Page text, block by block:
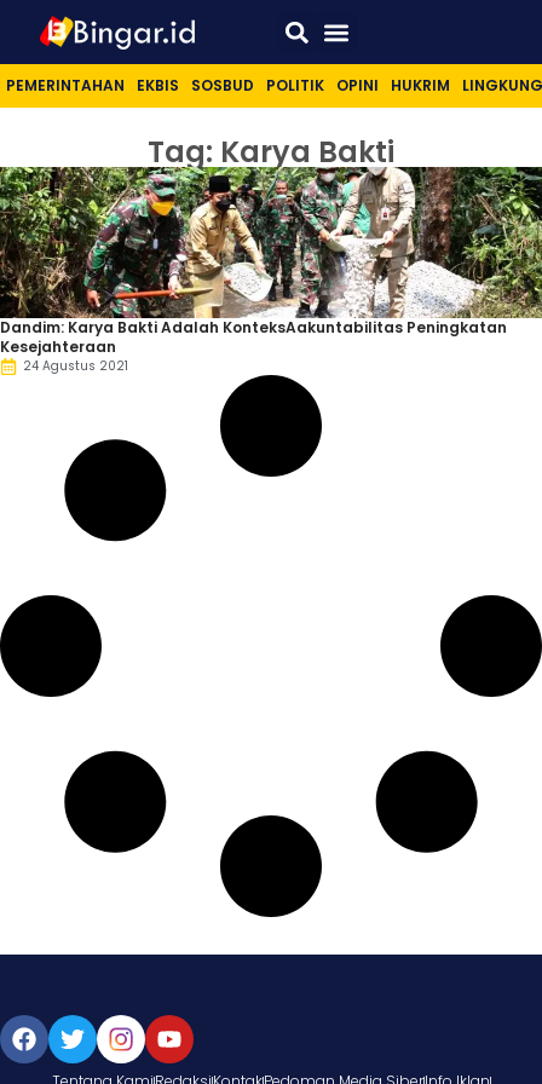
PEMERINTAHAN EKBIS SOSBUD POLITIK OPINI HUKRIM
Tag: Karya Bakti
Dandim: Karya Bakti Adalah KonteksAakuntabilitas Peningkatan
Kesejahteraan
24 Agustus 2021